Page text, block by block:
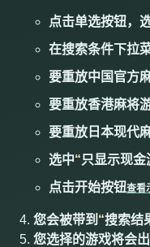
点击单选按钮，
在搜索条件下拉
要重放中国官方
要重放香港麻将
要重放日本现代
选中“只显示现金
点击开始按钮查看
您会被带到 “搜索结
您选择的游戏将会